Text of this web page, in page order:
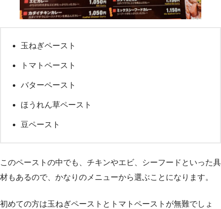
玉ねぎペースト
トマトペースト
バターペースト
ほうれん草ペースト
豆ペースト
このペーストの中でも、チキンやエビ、シーフードといった具
材もあるので、かなりのメニューから選ぶことになります。
初めての方は玉ねぎペーストとトマトペーストが無難でしょ